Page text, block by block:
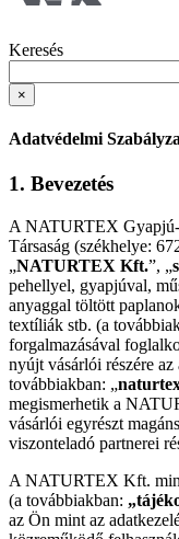
Keresés
×
Adatvédelmi
1. Bevezetés
A NATURTEX
Társaság (székhelye:
„NATURTEX Kft.”, „
pehellyel, gyapjúval,
anyaggal töltött
textíliák stb. (a
forgalmazásával
nyújt vásárlói részére
továbbiakban: „
megismerhetik a
vásárlói egyrészt
viszonteladó partnerei
A NATURTEX Kft.
(a továbbiakban:
az Ön mint az